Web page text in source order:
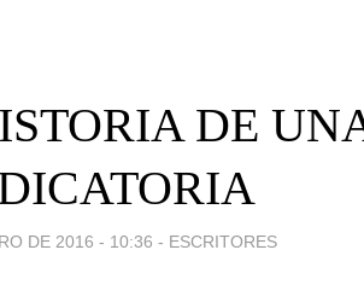
DE
DE 2016 - 10:36 - ESCRITORES